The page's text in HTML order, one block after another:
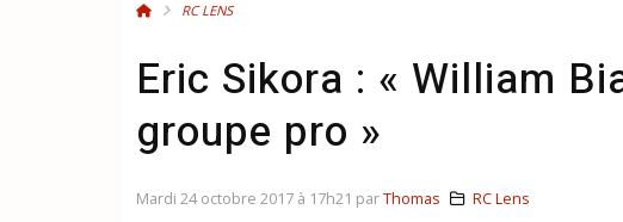
RC LENS
Eric Sikora : « William
groupe pro »
Mardi 24 octobre 2017 à 17h21 parThomas RC Lens